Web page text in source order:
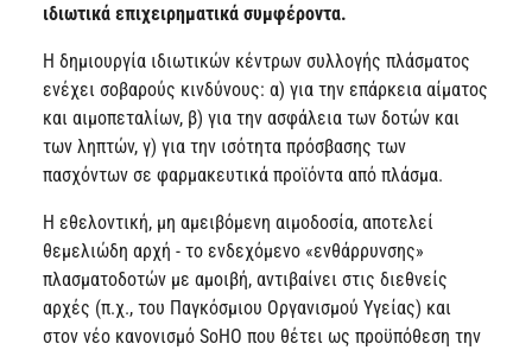
ιδιωτικά επιχειρηματικά συμφέροντα.
Η δημιουργία ιδιωτικών κέντρων συλλογής πλάσματος
ενέχει σοβαρούς κινδύνους: α) για την επάρκεια αίματος
και αιμοπεταλίων, β) για την ασφάλεια των δοτών και
των ληπτών, γ) για την ισότητα πρόσβασης των
πασχόντων σε φαρμακευτικά προϊόντα από πλάσμα.
Η εθελοντική, μη αμειβόμενη αιμοδοσία, αποτελεί
θεμελιώδη αρχή - το ενδεχόμενο «ενθάρρυνσης»
πλασματοδοτών με αμοιβή, αντιβαίνει στις διεθνείς
αρχές (π.χ., του Παγκόσμιου Οργανισμού Υγείας) και
στον νέο κανονισμό SoHO που θέτει ως προϋπόθεση την